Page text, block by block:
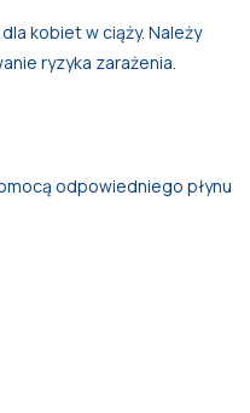
kobiet w ciąży. Należy
ryzyka zarażenia.
odpowiedniego płynu